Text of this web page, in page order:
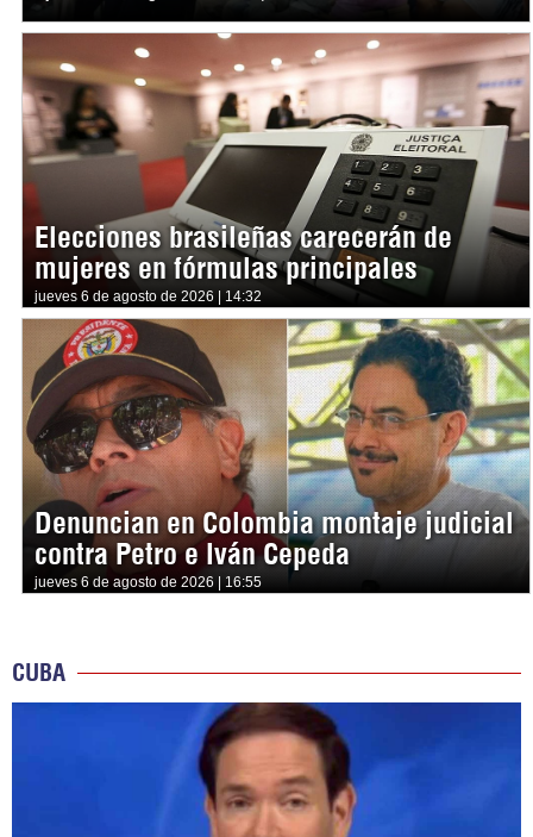
Elecciones brasileñas carecerán de
mujeres en fórmulas principales
jueves 6 de agosto de 2026 | 14:32
Denuncian en Colombia montaje judicial
contra Petro e Iván Cepeda
jueves 6 de agosto de 2026 | 16:55
CUBA